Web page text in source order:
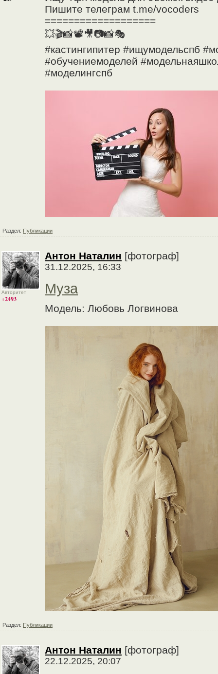
Пишите телеграм t.me/vocoders
===================
💥🎬📸📽🎥📷📸🎭
#кастингипитер #ищумодельспб
#обучениемоделей
#моделингспб
Раздел: Публикации
Авторитет
+2493
Антон Наталин [фотограф]
31.12.2025, 16:33
Муза
Модель: Любовь Логвинова
Раздел: Публикации
Антон Наталин [фотограф]
22.12.2025, 20:07